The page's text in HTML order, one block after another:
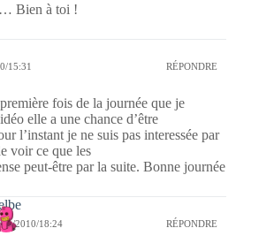
Bien à toi !
15:31 RÉPONDRE
fois de la journée que je
elle a une chance d’être
l’instant je ne suis pas interessée par
voir ce que les
peut-être par la suite. Bonne journée
11/2010/18:24 RÉPONDRE